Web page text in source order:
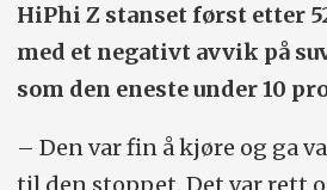
HiPhi Z stanset først etter
med et negativt avvik på
som den eneste under 10
– Den var fin å kjøre og ga